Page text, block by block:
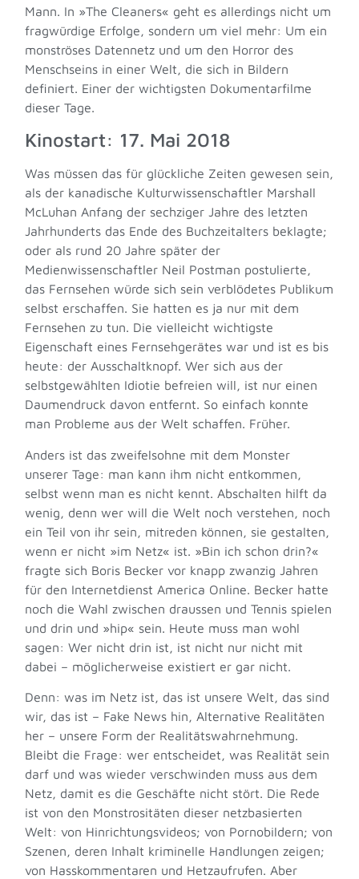
Mann. In »The Cleaners« geht es allerdings nicht um
fragwürdige Erfolge, sondern um viel mehr: Um ein
monströses Datennetz und um den Horror des
Menschseins in einer Welt, die sich in Bildern
definiert. Einer der wichtigsten Dokumentarfilme
dieser Tage.
Kinostart: 17. Mai 2018
Was müssen das für glückliche Zeiten gewesen sein,
als der kanadische Kulturwissenschaftler Marshall
McLuhan Anfang der sechziger Jahre des letzten
Jahrhunderts das Ende des Buchzeitalters beklagte;
oder als rund 20 Jahre später der
Medienwissenschaftler Neil Postman postulierte,
das Fernsehen würde sich sein verblödetes Publikum
selbst erschaffen. Sie hatten es ja nur mit dem
Fernsehen zu tun. Die vielleicht wichtigste
Eigenschaft eines Fernsehgerätes war und ist es bis
heute: der Ausschaltknopf. Wer sich aus der
selbstgewählten Idiotie befreien will, ist nur einen
Daumendruck davon entfernt. So einfach konnte
man Probleme aus der Welt schaffen. Früher.
Anders ist das zweifelsohne mit dem Monster
unserer Tage: man kann ihm nicht entkommen,
selbst wenn man es nicht kennt. Abschalten hilft da
wenig, denn wer will die Welt noch verstehen, noch
ein Teil von ihr sein, mitreden können, sie gestalten,
wenn er nicht »im Netz« ist. »Bin ich schon drin?«
fragte sich Boris Becker vor knapp zwanzig Jahren
für den Internetdienst America Online. Becker hatte
noch die Wahl zwischen draussen und Tennis spielen
und drin und »hip« sein. Heute muss man wohl
sagen: Wer nicht drin ist, ist nicht nur nicht mit
dabei – möglicherweise existiert er gar nicht.
Denn: was im Netz ist, das ist unsere Welt, das sind
wir, das ist – Fake News hin, Alternative Realitäten
her – unsere Form der Realitätswahrnehmung.
Bleibt die Frage: wer entscheidet, was Realität sein
darf und was wieder verschwinden muss aus dem
Netz, damit es die Geschäfte nicht stört. Die Rede
ist von den Monstrositäten dieser netzbasierten
Welt: von Hinrichtungsvideos; von Pornobildern; von
Szenen, deren Inhalt kriminelle Handlungen zeigen;
von Hasskommentaren und Hetzaufrufen. Aber